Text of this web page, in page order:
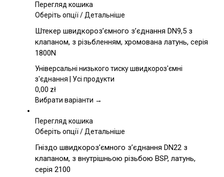
Перегляд кошика
Оберіть опціїЦей
має
кілька
Параметри
можна
на
товару
/Детальніше
Штекер швидкороз’ємного з’єднання DN9,5 з
клапаном, з різьбленням, хромована латунь, серія
1800N
Універсальні низького тиску швидкороз'ємні
з'єднання | Усі продукти
0,00 zł
Вибрати варіанти →
Перегляд кошика
Оберіть опціїЦей
має
кілька
/Детальніше
Гніздо швидкороз’ємного з’єднання DN22 з
клапаном, з внутрішньою різьбою BSP, латунь,
серія 2100